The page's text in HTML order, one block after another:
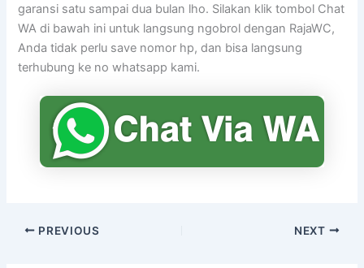
garansi satu sampai dua bulan lho. Silakan klik tombol Chat
WA di bawah ini untuk langsung ngobrol dengan RajaWC,
Anda tidak perlu save nomor hp, dan bisa langsung
terhubung ke no whatsapp kami.
PREVIOUS NEXT